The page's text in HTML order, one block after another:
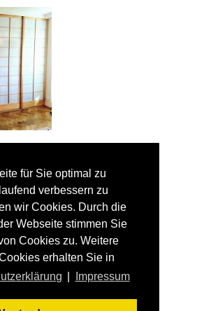
für Sie optimal zu
verbessern zu
wir Cookies. Durch die
Webseite stimmen Sie
Cookies zu. Weitere
erhalten Sie in
Impressum